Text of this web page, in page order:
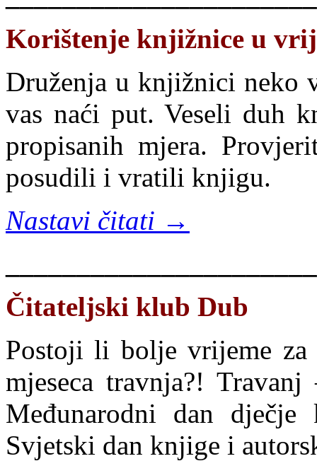
Korištenje knjižnice u
Druženja u knjižnici neko
vas naći put. Veseli duh
propisanih mjera.
posudili i vratili knjigu.
Nastavi čitati →
Čitateljski klub Dub
Postoji li bolje vrijeme za
mjeseca travnja?!
Međunarodni dan
Svjetski dan knjige i